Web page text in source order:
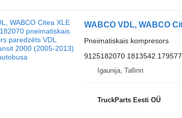
Pneimatiskais kompresors
9125182070 1813542
Igaunija, Tallinn
TruckParts Eesti OÜ